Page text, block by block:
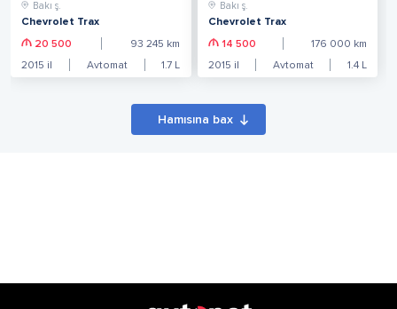
Bakı ş.
Chevrolet Trax
20 500 93 245 km
2015 il Avtomat 1.7 L
Bakı ş.
Chevrolet Trax
14 500 176 000 km
2015 il Avtomat 1.4L
Hamısına bax